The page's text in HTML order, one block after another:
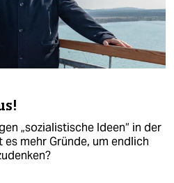
„sozialistische Ideen“ in der
mehr Gründe, um endlich